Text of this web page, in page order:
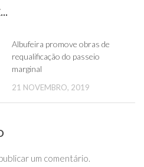
Albufeira promove obras de
requalificação do passeio
marginal
21 NOVEMBRO, 2019
um comentário.